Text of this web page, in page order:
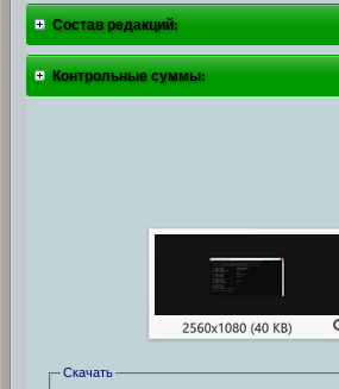
Состав редакций:
Контрольные суммы:
Скачать